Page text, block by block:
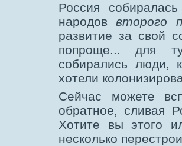
Россия
народоввторого
развитие за свой
попроще... для
собирались люди,
хотели
Сейчас можете
обратное, сливая
Хотите вы этого
несколько